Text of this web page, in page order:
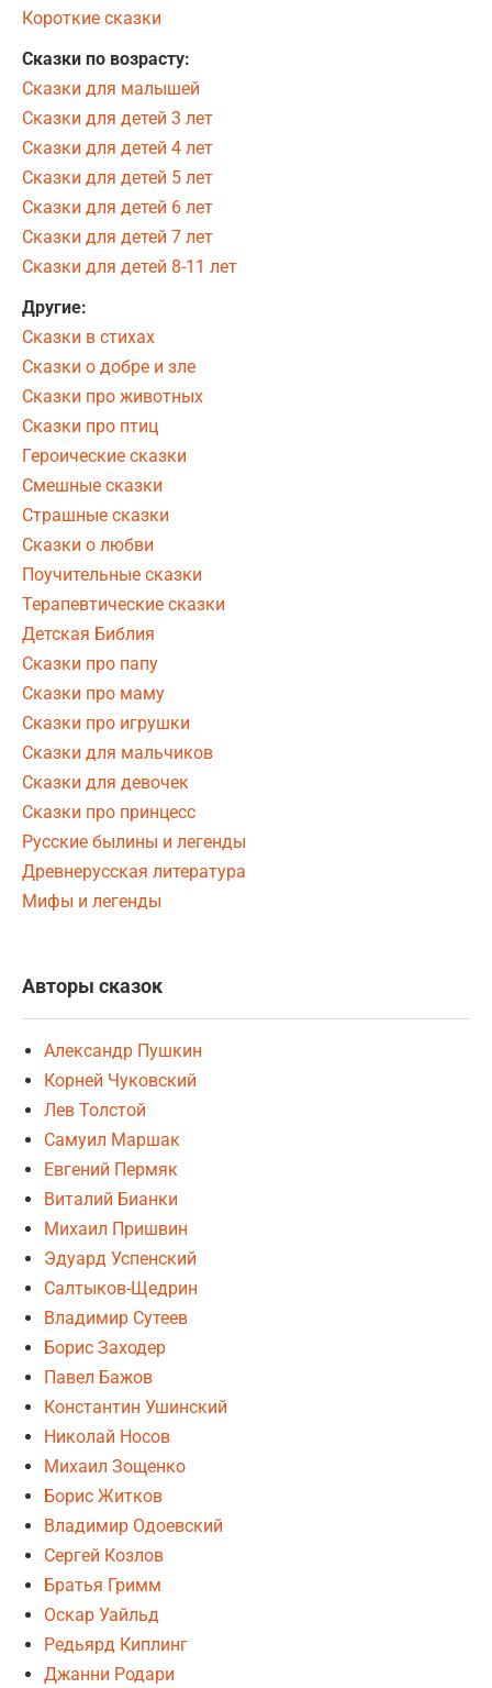
Короткие сказки
Сказки по возрасту:
Сказки для малышей
Сказки для детей 3 лет
Сказки для детей 4 лет
Сказки для детей 5 лет
Сказки для детей 6 лет
Сказки для детей 7 лет
Сказки для детей 8-11 лет
Другие:
Сказки в стихах
Сказки о добре и зле
Сказки про животных
Сказки про птиц
Героические сказки
Смешные сказки
Страшные сказки
Сказки о любви
Поучительные сказки
Терапевтические сказки
Детская Библия
Сказки про папу
Сказки про маму
Сказки про игрушки
Сказки для мальчиков
Сказки для девочек
Сказки про принцесс
Русские былины и легенды
Древнерусская литература
Мифы и легенды
Авторы сказок
Александр Пушкин
Корней Чуковский
Лев Толстой
Самуил Маршак
Евгений Пермяк
Виталий Бианки
Михаил Пришвин
Эдуард Успенский
Салтыков-Щедрин
Владимир Сутеев
Борис Заходер
Павел Бажов
Константин Ушинский
Николай Носов
Михаил Зощенко
Борис Житков
Владимир Одоевский
Сергей Козлов
Братья Гримм
Оскар Уайльд
Редьярд Киплинг
Джанни Родари